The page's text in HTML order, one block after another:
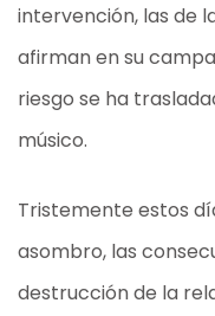
intervención, las de
afirman en su
riesgo se ha
músico.
Tristemente estos
asombro, las
destrucción de la